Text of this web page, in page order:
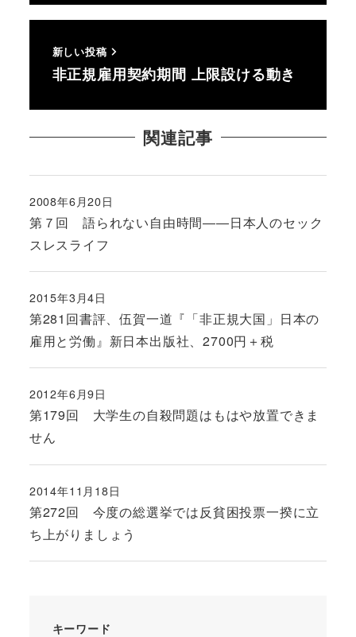
新しい投稿
非正規雇用契約期間 上限設ける動き
関連記事
第７回 語られない自由時間――日本人のセック
スレスライフ
投稿日
2008年6月20日
第281回書評、伍賀一道『「非正規大国」日本の
雇用と労働』新日本出版社、2700円＋税
投稿日
2015年3月4日
第179回 大学生の自殺問題はもはや放置できま
せん
投稿日
2012年6月9日
第272回 今度の総選挙では反貧困投票一揆に立
ち上がりましょう
投稿日
2014年11月18日
キーワード